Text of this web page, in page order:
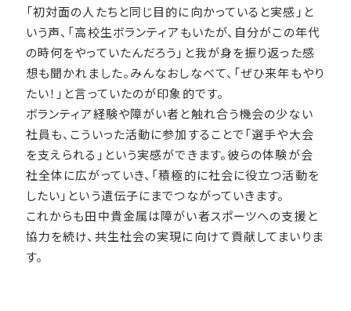
「初対面の人たちと同じ目的に向かっていると実感」と
いう声、「高校生ボランティアもいたが、自分がこの年代
の時何をやっていたんだろう」と我が身を振り返った感
想も聞かれました。みんなおしなべて、「ぜひ来年もやり
たい！」と言っていたのが印象的です。
ボランティア経験や障がい者と触れ合う機会の少ない
社員も、こういった活動に参加することで「選手や大会
を支えられる」という実感ができます。彼らの体験が会
社全体に広がっていき、「積極的に社会に役立つ活動を
したい」という遺伝子にまでつながっていきます。
これからも田中貴金属は障がい者スポーツへの支援と
協力を続け、共生社会の実現に向けて貢献してまいりま
す。